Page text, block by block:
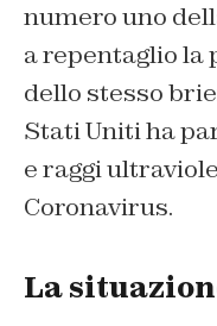
numero uno
a repentaglio la
dello stesso
Stati Uniti ha
e raggi
Coronavirus.
La